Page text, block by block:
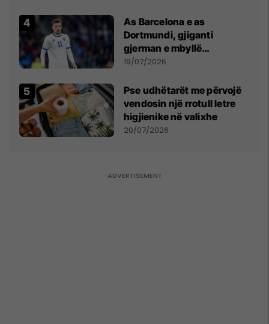
As Barcelona e as
Dortmundi, gjiganti
gjerman e mbyllë
marrëveshjen për Fisnik
19/07/2026
Pse udhëtarët me përvojë
vendosin një rrotull letre
higjienike në valixhe
20/07/2026